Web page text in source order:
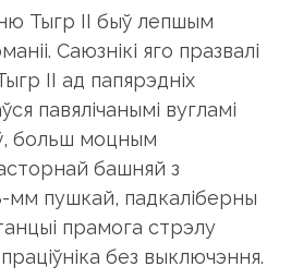
Тыгр II быў лепшым
Саюзнікі яго празвалі
II ад папярэдніх
павялічанымі вугламі
больш моцным
башняй з
мм пушкай, падкаліберны
прамога стрэлу
без выключэння.